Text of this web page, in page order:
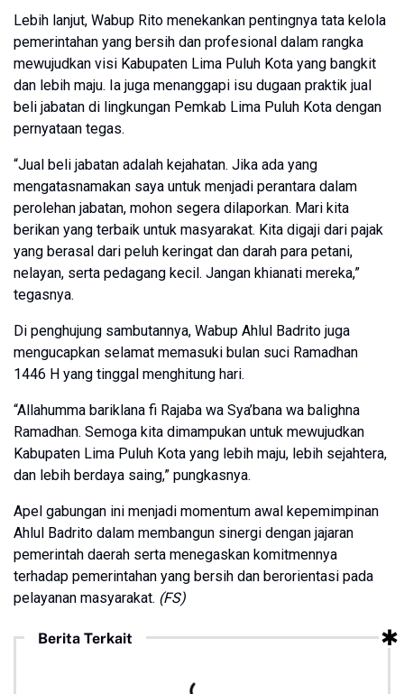
Lebih lanjut, Wabup Rito menekankan pentingnya tata kelola
pemerintahan yang bersih dan profesional dalam rangka
mewujudkan visi Kabupaten Lima Puluh Kota yang bangkit
dan lebih maju. Ia juga menanggapi isu dugaan praktik jual
beli jabatan di lingkungan Pemkab Lima Puluh Kota dengan
pernyataan tegas.
“Jual beli jabatan adalah kejahatan. Jika ada yang
mengatasnamakan saya untuk menjadi perantara dalam
perolehan jabatan, mohon segera dilaporkan. Mari kita
berikan yang terbaik untuk masyarakat. Kita digaji dari pajak
yang berasal dari peluh keringat dan darah para petani,
nelayan, serta pedagang kecil. Jangan khianati mereka,”
tegasnya.
Di penghujung sambutannya, Wabup Ahlul Badrito juga
mengucapkan selamat memasuki bulan suci Ramadhan
1446 H yang tinggal menghitung hari.
“Allahumma bariklana fi Rajaba wa Sya’bana wa balighna
Ramadhan. Semoga kita dimampukan untuk mewujudkan
Kabupaten Lima Puluh Kota yang lebih maju, lebih sejahtera,
dan lebih berdaya saing,” pungkasnya.
Apel gabungan ini menjadi momentum awal kepemimpinan
Ahlul Badrito dalam membangun sinergi dengan jajaran
pemerintah daerah serta menegaskan komitmennya
terhadap pemerintahan yang bersih dan berorientasi pada
pelayanan masyarakat. (FS)
Berita Terkait